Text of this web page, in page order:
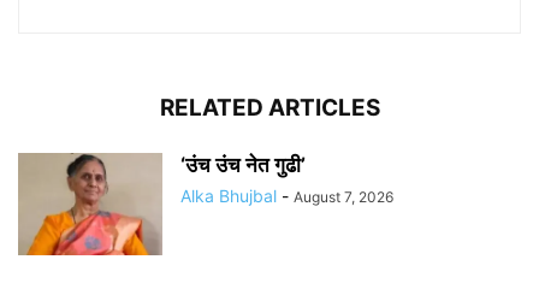
RELATED ARTICLES
‘उंच उंच नेत गुढी’
Alka Bhujbal - August 7, 2026